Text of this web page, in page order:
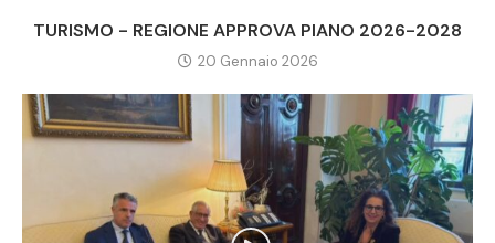
TURISMO - REGIONE APPROVA PIANO 2026-2028
20 Gennaio 2026